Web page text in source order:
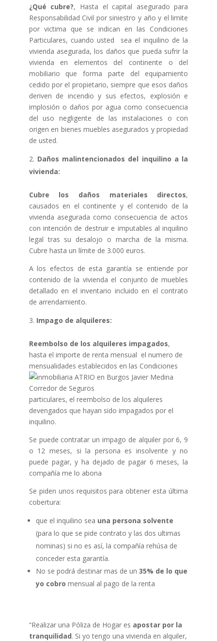
¿Qué cubre?, Hasta el capital asegurado para
Responsabilidad Civil por siniestro y año y el limite
por victima que se indican en las Condiciones
Particulares, cuando usted sea el inquilino de la
vivienda asegurada, los daños que pueda sufrir la
vivienda en elementos del continente o del
mobiliario que forma parte del equipamiento
cedido por el propietario, siempre que esos daños
deriven de incendio y sus efectos, explosión e
implosión o daños por agua como consecuencia
del uso negligente de las instalaciones o con
origen en bienes muebles asegurados y propiedad
de usted.
Daños malintencionados del inquilino a la
vivienda:
Cubre los daños materiales directos,
causados en el continente y el contenido de la
vivienda asegurada como consecuencia de actos
con intención de destruir e imputables al inquilino
legal tras su desalojo o marcha de la misma.
Cubre hasta un límite de 3.000 euros.
A los efectos de esta garantía se entiende por
contenido de la vivienda el conjunto de muebles
detallado en el inventario incluido en el contrato
de arrendamiento.
Impago de alquileres:
Reembolso de los alquileres impagados,
hasta el importe de renta mensual el numero de
mensualidades establecidos en las Condiciones
particulares, el reembolso de los alquileres
devengados que hayan sido impagados por el
inquilino.
Se puede contratar un impago de alquiler por 6, 9
o 12 meses, si la persona es insolvente y no
puede pagar, y ha dejado de pagar 6 meses, la
compañía me lo abona
Se piden unos requisitos para obtener esta última
cobertura:
que el inquilino sea una persona solvente
(para lo que se pide contrato y las dos ultimas
nominas) si no es así, la compañía rehúsa de
conceder esta garantía.
No se podrá destinar mas de un 35% de lo que
yo cobro mensual al pago de la renta
“Realizar una Póliza de Hogar es apostar por la
tranquilidad. Si yo tengo una vivienda en alquiler,